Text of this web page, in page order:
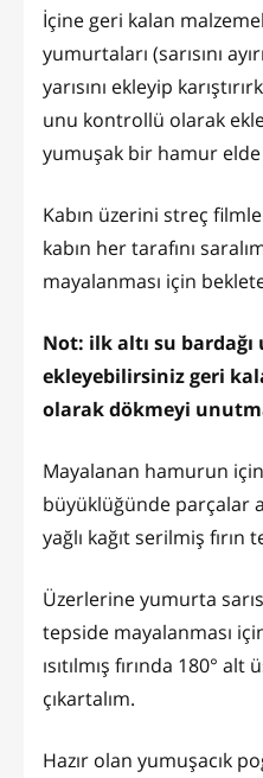
İçine geri kalan
yumurtaları (sarısını
yarısını ekleyip
unu kontrollü olarak
yumuşak bir hamur
Kabın üzerini streç
kabın her tarafını
mayalanması için
Not: ilk altı su
ekleyebilirsiniz geri
olarak dökmeyi
Mayalanan hamurun
büyüklüğünde parçalar
yağlı kağıt serilmiş fırın
Üzerlerine yumurta
tepside mayalanması
ısıtılmış fırında 180°
çıkartalım.
Hazır olan yumuşacık